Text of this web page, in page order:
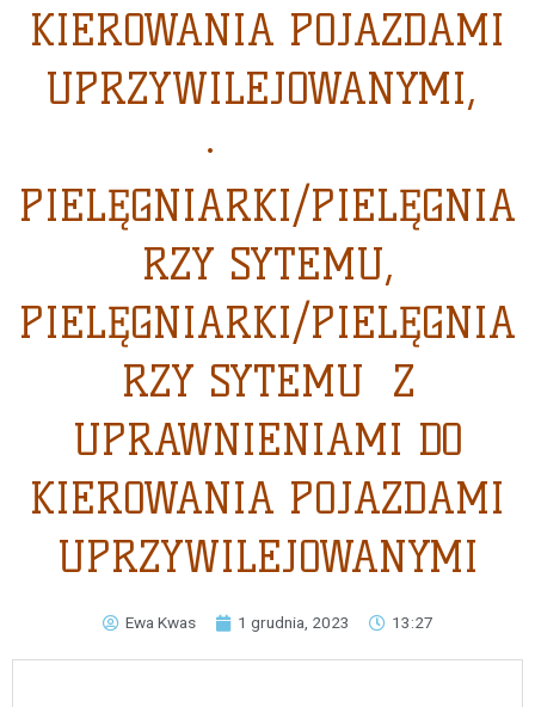
KIEROWANIA POJAZDAMI
UPRZYWILEJOWANYMI,
·
PIELĘGNIARKI/PIELĘGNIA
RZY SYTEMU,
PIELĘGNIARKI/PIELĘGNIA
RZY SYTEMU Z
UPRAWNIENIAMI DO
KIEROWANIA POJAZDAMI
UPRZYWILEJOWANYMI
Ewa Kwas 1 grudnia, 2023 13:27